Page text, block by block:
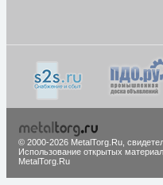
© 2000-2026 MetalTorg.Ru,
Использование открытых
MetalTorg.Ru